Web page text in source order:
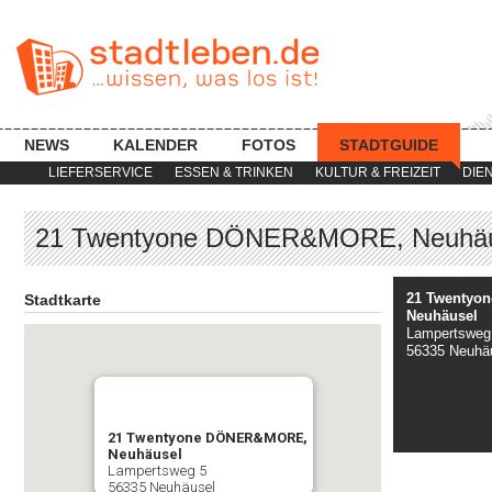
LIEFERSERVICE ESSEN & TRINKEN KULTUR & FREIZEIT
NEWS KALENDER FOTOS STADTGUIDE
21 Twentyone DÖNER&MORE,
Stadtkarte
21 Twentyone DÖNER&MORE,
Neuhäusel
Lampertsweg 5
56335 Neuhäusel
21
Neuhäusel
56335